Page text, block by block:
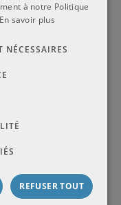
à notre Politique
En savoir plus
NÉCESSAIRES
REFUSER TOUT